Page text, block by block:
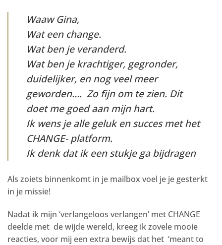
Waaw Gina,
Wat een change.
Wat ben je veranderd.
Wat ben je krachtiger, gegronder,
duidelijker, en nog veel meer
geworden…. Zo fijn om te zien. Dit
doet me goed aan mijn hart.
Ik wens je alle geluk en succes met het
CHANGE- platform.
Ik denk dat ik een stukje ga bijdragen
Als zoiets binnenkomt in je mailbox voel je je gesterkt
in je missie!
Nadat ik mijn ‘verlangeloos verlangen’ met CHANGE
deelde met de wijde wereld, kreeg ik zovele mooie
reacties, voor mij een extra bewijs dat het ‘meant to